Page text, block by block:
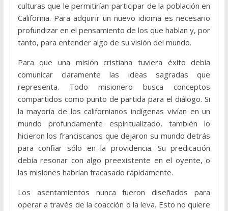
culturas que le permitirían participar de la población en
California. Para adquirir un nuevo idioma es necesario
profundizar en el pensamiento de los que hablan y, por
tanto, para entender algo de su visión del mundo.
Para que una misión cristiana tuviera éxito debía
comunicar claramente las ideas sagradas que
representa. Todo misionero busca conceptos
compartidos como punto de partida para el diálogo. Si
la mayoría de los californianos indígenas vivían en un
mundo profundamente espiritualizado, también lo
hicieron los franciscanos que dejaron su mundo detrás
para confiar sólo en la providencia. Su predicación
debía resonar con algo preexistente en el oyente, o
las misiones habrían fracasado rápidamente.
Los asentamientos nunca fueron diseñados para
operar a través de la coacción o la leva. Esto no quiere